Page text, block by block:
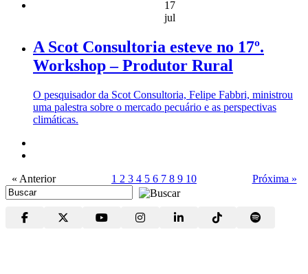
17
jul
A Scot Consultoria esteve no 17º.
Workshop – Produtor Rural
O pesquisador da Scot Consultoria, Felipe Fabbri, ministrou
uma palestra sobre o mercado pecuário e as perspectivas
climáticas.
« Anterior 1 2 3 4 5 6 7 8 9 10 Próxima »